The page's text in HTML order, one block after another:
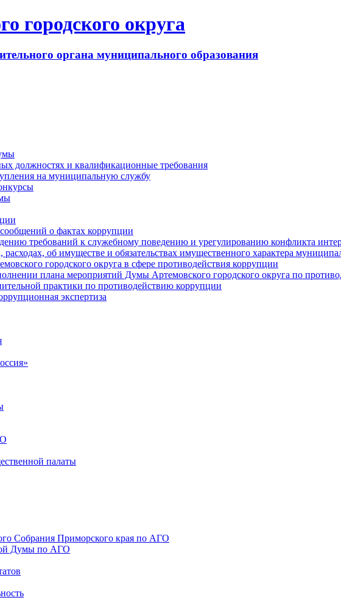
городского округа
органа муниципального образования
должностях и квалификационные требования
на муниципальную службу
о фактах коррупции
требований к служебному поведению и урегулированию конфликта
расходах, об имуществе и обязательствах имущественного характера
городского округа в сфере противодействия коррупции
плана мероприятий Думы Артемовского городского округа по
практики по противодействию коррупции
экспертиза
палаты
Собрания Приморского края по АГО
Думы по АГО